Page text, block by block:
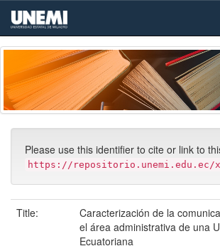
Skip
navigation
Please use this identifier to cite or link to
https://repositorio.unemi.edu.ec/
Title:
Caracterización de la
el área administrativa de una
Ecuatoriana